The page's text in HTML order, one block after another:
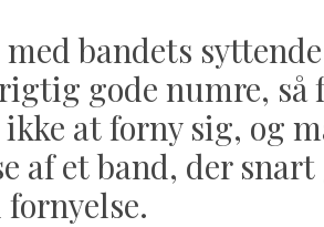
bandets
gode numre, så
at forny sig, og
af et band, der